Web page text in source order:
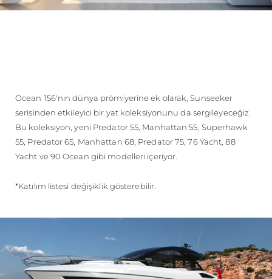
Ocean 156'nın dünya prömiyerine ek olarak, Sunseeker
serisinden etkileyici bir yat koleksiyonunu da sergileyeceğiz.
Bu koleksiyon, yeni Predator 55, Manhattan 55, Superhawk
55, Predator 65, Manhattan 68, Predator 75, 76 Yacht, 88
Yacht ve 90 Ocean gibi modelleri içeriyor.
*Katılım listesi değişiklik gösterebilir.